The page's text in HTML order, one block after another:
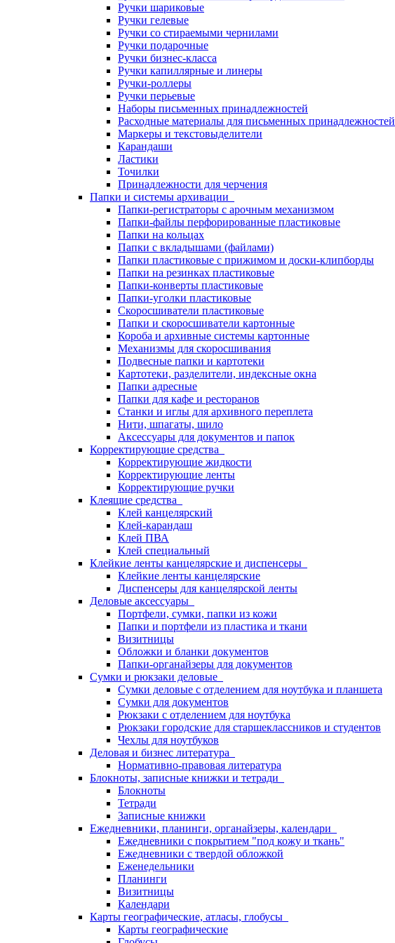
Ручки шариковые
Ручки гелевые
Ручки со стираемыми чернилами
Ручки подарочные
Ручки бизнес-класса
Ручки капиллярные и линеры
Ручки-роллеры
Ручки перьевые
Наборы письменных принадлежностей
Расходные материалы для письменных принадлежностей
Маркеры и текстовыделители
Карандаши
Ластики
Точилки
Принадлежности для черчения
Папки и системы архивации
Папки-регистраторы с арочным механизмом
Папки-файлы перфорированные пластиковые
Папки на кольцах
Папки с вкладышами (файлами)
Папки пластиковые с прижимом и доски-клипборды
Папки на резинках пластиковые
Папки-конверты пластиковые
Папки-уголки пластиковые
Скоросшиватели пластиковые
Папки и скоросшиватели картонные
Короба и архивные системы картонные
Механизмы для скоросшивания
Подвесные папки и картотеки
Картотеки, разделители, индексные окна
Папки адресные
Папки для кафе и ресторанов
Станки и иглы для архивного переплета
Нити, шпагаты, шило
Аксессуары для документов и папок
Корректирующие средства
Корректирующие жидкости
Корректирующие ленты
Корректирующие ручки
Клеящие средства
Клей канцелярский
Клей-карандаш
Клей ПВА
Клей специальный
Клейкие ленты канцелярские и диспенсеры
Клейкие ленты канцелярские
Диспенсеры для канцелярской ленты
Деловые аксессуары
Портфели, сумки, папки из кожи
Папки и портфели из пластика и ткани
Визитницы
Обложки и бланки документов
Папки-органайзеры для документов
Сумки и рюкзаки деловые
Сумки деловые с отделением для ноутбука и планшета
Сумки для документов
Рюкзаки с отделением для ноутбука
Рюкзаки городские для старшеклассников и студентов
Чехлы для ноутбуков
Деловая и бизнес литература
Нормативно-правовая литература
Блокноты, записные книжки и тетради
Блокноты
Тетради
Записные книжки
Ежедневники, планинги, органайзеры, календари
Ежедневники с покрытием "под кожу и ткань"
Ежедневники с твердой обложкой
Еженедельники
Планинги
Визитницы
Календари
Карты географические, атласы, глобусы
Карты географические